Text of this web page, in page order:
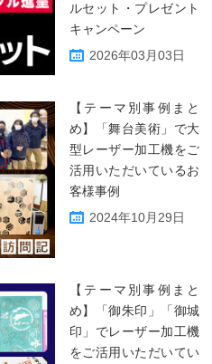
ルセット・プレゼント
キャンペーン
2026年03月03日
【テーマ別事例まと
め】「舞台美術」で大
型レーザー加工機をご
活用いただいているお
客様事例
2024年10月29日
【テーマ別事例まと
め】「御朱印」「御城
印」でレーザー加工機
をご活用いただいてい